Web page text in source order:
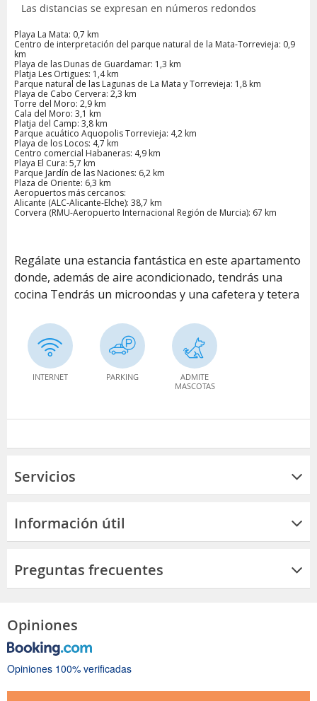
Las distancias se expresan en números redondos
Playa La Mata: 0,7 km
Centro de interpretación del parque natural de la Mata-Torrevieja: 0,9
km
Playa de las Dunas de Guardamar: 1,3 km
Platja Les Ortigues: 1,4 km
Parque natural de las Lagunas de La Mata y Torrevieja: 1,8 km
Playa de Cabo Cervera: 2,3 km
Torre del Moro: 2,9 km
Cala del Moro: 3,1 km
Platja del Camp: 3,8 km
Parque acuático Aquopolis Torrevieja: 4,2 km
Playa de los Locos: 4,7 km
Centro comercial Habaneras: 4,9 km
Playa El Cura: 5,7 km
Parque Jardín de las Naciones: 6,2 km
Plaza de Oriente: 6,3 km
Aeropuertos más cercanos:
Alicante (ALC-Alicante-Elche): 38,7 km
Corvera (RMU-Aeropuerto Internacional Región de Murcia): 67 km
Regálate una estancia fantástica en este apartamento
donde, además de aire acondicionado, tendrás una
cocina Tendrás un microondas y una cafetera y tetera
INTERNET PARKING
ADMITE
MASCOTAS
Servicios
Información útil
Preguntas frecuentes
Opiniones
Opiniones 100% verificadas